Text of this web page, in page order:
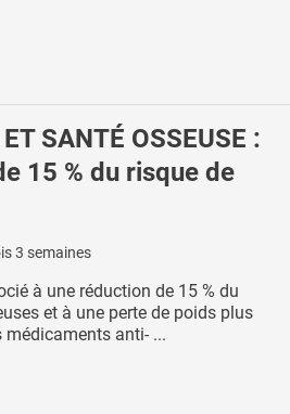
SANTÉ OSSEUSE :
15 % du risque de
3 semaines
à une réduction de 15 % du
et à une perte de poids plus
anti- ...